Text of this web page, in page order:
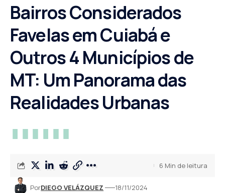
Bairros Considerados
Favelas em Cuiabá e
Outros 4 Municípios de
MT: Um Panorama das
Realidades Urbanas
PorDIEGO VELÁZQUEZ 18/11/2024
6 Min de leitura